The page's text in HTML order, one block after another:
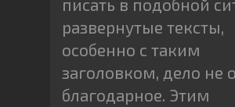
писать в подобной
развернутые тексты,
особенно с таким
заголовком, дело не
благодарное. Этим